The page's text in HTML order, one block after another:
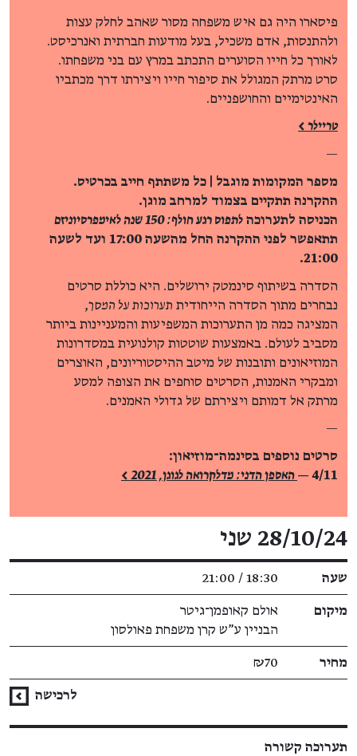
פיסארו היה גם איש משפחה מסור שאהב לחלק עצות
ולהתנסות, אדם משכיל, בעל מודעות חברתית ואנרכיסט.
לאורך כל חייו הסוערים התכתב במרץ עם בני משפחתו.
סרט מרתק המגולל את סיפור חייו ויצירתו דרך מכתביו
האינטימיים והחושפניים.
טריילר >
—
מספר המקומות מוגבל | כל משתתף חייב בכרטיס.
ההקרנה תתקיים בצמוד למרחב מוגן.
הכניסה לתערוכה לתפוס רגע חולף: 150 שנה לאימפרסיוניזם
תתאפשר לפני ההקרנה החל מהשעה 17:00 ועד לשעה
21:00.
הסדרה בשיתוף סינמטק ירושלים. היא כוללת סרטים
נבחרים מתוך הסדרה הייחודית תערוכות על המסך,
המציגה כמה מן התערוכות המשפיעות והמעניינות ביותר
מסביב לעולם. באמצעות שוטטות קולנועית במסדרונות
המוזיאונים ותובנות של מיטב ההיסטוריונים, האוצרים
ומבקרי האמנות, הסרטים סוחפים את הצופה למסע
מרתק אל דמותם ויצירתם של גדולי האמנים.
—
סרטים נוספים בסינמה־מוזיאון:
4/11 —
האספן הדני: מדלקרואה לגוגן, 2021 >
פרטי האירוע
28/10/24 שני
שעה 18:30 / 21:00
מיקום
אולם קאופמן־גיטר
הבניין ע"ש קרן משפחת פאולסון
מחיר ₪70
לרכישה
תערוכה קשורה